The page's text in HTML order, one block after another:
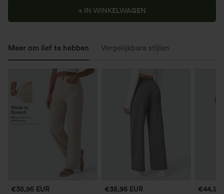
+ IN WINKELWAGEN
Meer om lief te hebben Vergelijkbare stijlen
€35,95 EUR €35,95 EUR €44,95